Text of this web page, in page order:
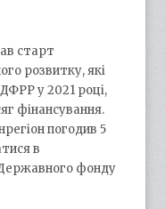
старт
розвитку, які
у 2021 році,
фінансування.
погодив 5
в
Державного фонду